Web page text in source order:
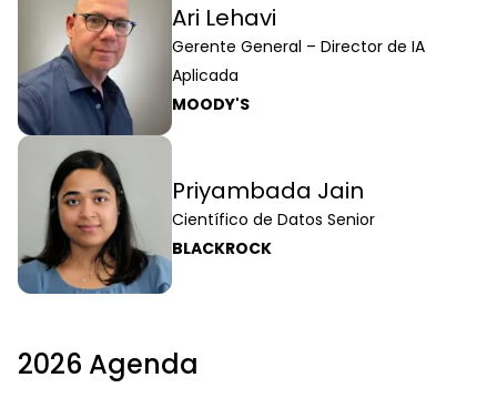
Ari Lehavi
Gerente General – Director de IA
Aplicada
MOODY'S
Priyambada Jain
Científico de Datos Senior
BLACKROCK
2026 Agenda